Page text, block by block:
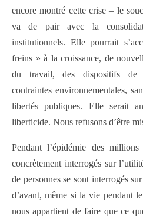
encore montré cette crise – le
va de pair avec la
institutionnels. Elle pourrait
freins » à la croissance, de
du travail, des dispositifs de
contraintes environnementales,
libertés publiques. Elle serait
liberticide. Nous refusons d’être
Pendant l’épidémie des
concrètement interrogés sur
de personnes se sont interrogés
d’avant, même si la vie pendant
nous appartient de faire que ce